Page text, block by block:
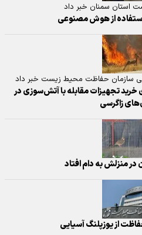
استان سمنان خبر داد
از هوش مصنوعی
سازمان حفاظت محیط زیست خبر داد
برای خرید تجهیزات مقابله با آتش‌سوزی در
زاگرسی
منزلش به دام افتاد
از یوزپلنگ آسیایی